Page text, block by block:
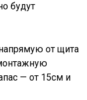
будут
от щита
— от 15см и